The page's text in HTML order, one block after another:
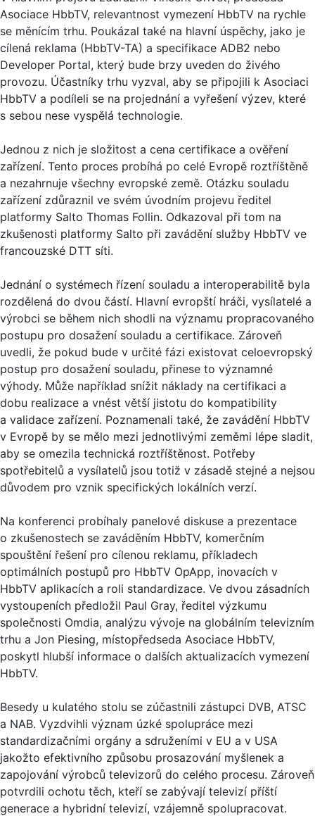
Asociace HbbTV, relevantnost vymezení HbbTV na rychle
se měnícím trhu. Poukázal také na hlavní úspěchy, jako je
cílená reklama (HbbTV-TA) a specifikace ADB2 nebo
Developer Portal, který bude brzy uveden do živého
provozu. Účastníky trhu vyzval, aby se připojili k Asociaci
HbbTV a podíleli se na projednání a vyřešení výzev, které
s sebou nese vyspělá technologie.
Jednou z nich je složitost a cena certifikace a ověření
zařízení. Tento proces probíhá po celé Evropě roztříštěně
a nezahrnuje všechny evropské země. Otázku souladu
zařízení zdůraznil ve svém úvodním projevu ředitel
platformy Salto Thomas Follin. Odkazoval při tom na
zkušenosti platformy Salto při zavádění služby HbbTV ve
francouzské DTT síti.
Jednání o systémech řízení souladu a interoperabilitě byla
rozdělená do dvou částí. Hlavní evropští hráči, vysílatelé a
výrobci se během nich shodli na významu propracovaného
postupu pro dosažení souladu a certifikace. Zároveň
uvedli, že pokud bude v určité fázi existovat celoevropský
postup pro dosažení souladu, přinese to významné
výhody. Může například snížit náklady na certifikaci a
dobu realizace a vnést větší jistotu do kompatibility
a validace zařízení. Poznamenali také, že zavádění HbbTV
v Evropě by se mělo mezi jednotlivými zeměmi lépe sladit,
aby se omezila technická roztříštěnost. Potřeby
spotřebitelů a vysílatelů jsou totiž v zásadě stejné a nejsou
důvodem pro vznik specifických lokálních verzí.
Na konferenci probíhaly panelové diskuse a prezentace
o zkušenostech se zaváděním HbbTV, komerčním
spouštění řešení pro cílenou reklamu, příkladech
optimálních postupů pro HbbTV OpApp, inovacích v
HbbTV aplikacích a roli standardizace. Ve dvou zásadních
vystoupeních předložil Paul Gray, ředitel výzkumu
společnosti Omdia, analýzu vývoje na globálním televizním
trhu a Jon Piesing, místopředseda Asociace HbbTV,
poskytl hlubší informace o dalších aktualizacích vymezení
HbbTV.
Besedy u kulatého stolu se zúčastnili zástupci DVB, ATSC
a NAB. Vyzdvihli význam úzké spolupráce mezi
standardizačními orgány a sdruženími v EU a v USA
jakožto efektivního způsobu prosazování myšlenek a
zapojování výrobců televizorů do celého procesu. Zároveň
potvrdili ochotu těch, kteří se zabývají televizí příští
generace a hybridní televizí, vzájemně spolupracovat.